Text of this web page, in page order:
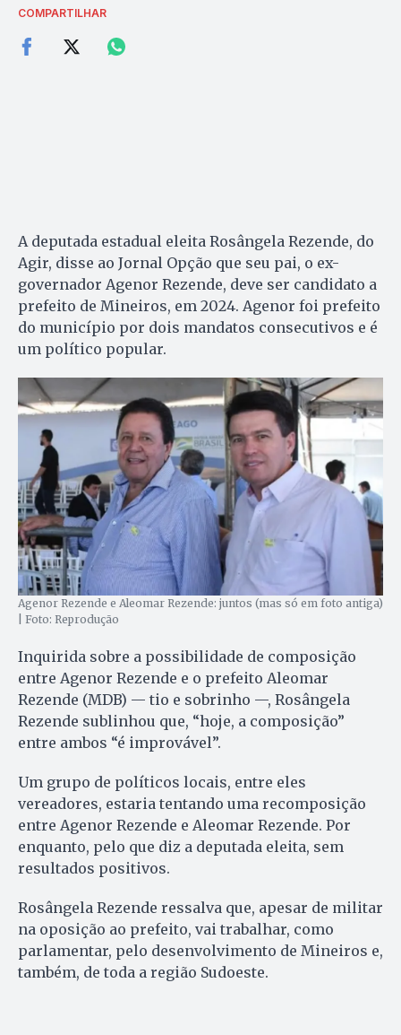
COMPARTILHAR
A deputada estadual eleita Rosângela Rezende, do
Agir, disse ao Jornal Opção que seu pai, o ex-
governador Agenor Rezende, deve ser candidato a
prefeito de Mineiros, em 2024. Agenor foi prefeito
do município por dois mandatos consecutivos e é
um político popular.
Agenor Rezende e Aleomar Rezende: juntos (mas só em foto antiga)
| Foto: Reprodução
Inquirida sobre a possibilidade de composição
entre Agenor Rezende e o prefeito Aleomar
Rezende (MDB) — tio e sobrinho —, Rosângela
Rezende sublinhou que, “hoje, a composição”
entre ambos “é improvável”.
Um grupo de políticos locais, entre eles
vereadores, estaria tentando uma recomposição
entre Agenor Rezende e Aleomar Rezende. Por
enquanto, pelo que diz a deputada eleita, sem
resultados positivos.
Rosângela Rezende ressalva que, apesar de militar
na oposição ao prefeito, vai trabalhar, como
parlamentar, pelo desenvolvimento de Mineiros e,
também, de toda a região Sudoeste.